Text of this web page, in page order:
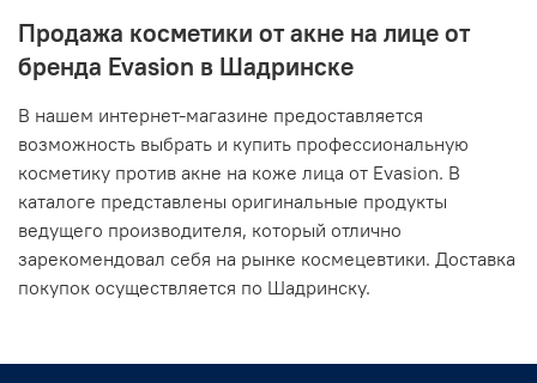
Продажа косметики от акне на лице от
бренда Evasion в Шадринске
В нашем интернет-магазине предоставляется
возможность выбрать и купить профессиональную
косметику против акне на коже лица от Evasion. В
каталоге представлены оригинальные продукты
ведущего производителя, который отлично
зарекомендовал себя на рынке космецевтики. Доставка
покупок осуществляется по Шадринску.